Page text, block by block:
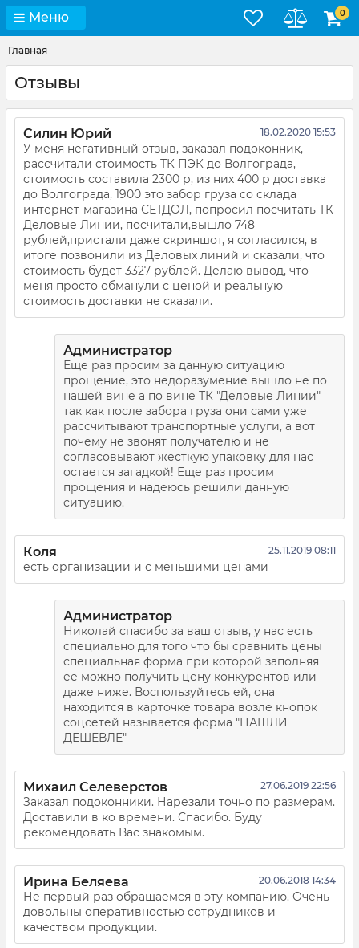
Меню 0
Главная
Отзывы
Силин Юрий 18.02.2020 15:53
У меня негативный отзыв, заказал подоконник,
рассчитали стоимость ТК ПЭК до Волгограда,
стоимость составила 2300 р, из них 400 р доставка
до Волгограда, 1900 это забор груза со склада
интернет-магазина СЕТДОЛ, попросил посчитать ТК
Деловые Линии, посчитали,вышло 748
рублей,пристали даже скриншот, я согласился, в
итоге позвонили из Деловых линий и сказали, что
стоимость будет 3327 рублей. Делаю вывод, что
меня просто обманули с ценой и реальную
стоимость доставки не сказали.
Администратор
Еще раз просим за данную ситуацию
прощение, это недоразумение вышло не по
нашей вине а по вине ТК "Деловые Линии"
так как после забора груза они сами уже
рассчитывают транспортные услуги, а вот
почему не звонят получателю и не
согласовывают жесткую упаковку для нас
остается загадкой! Еще раз просим
прощения и надеюсь решили данную
ситуацию.
Коля 25.11.2019 08:11
есть организации и с меньшими ценами
Администратор
Николай спасибо за ваш отзыв, у нас есть
специально для того что бы сравнить цены
специальная форма при которой заполняя
ее можно получить цену конкурентов или
даже ниже. Воспользуйтесь ей, она
находится в карточке товара возле кнопок
соцсетей называется форма "НАШЛИ
ДЕШЕВЛЕ"
Михаил Селеверстов 27.06.2019 22:56
Заказал подоконники. Нарезали точно по размерам.
Доставили в ко времени. Спасибо. Буду
рекомендовать Вас знакомым.
Ирина Беляева 20.06.2018 14:34
Не первый раз обращаемся в эту компанию. Очень
довольны оперативностью сотрудников и
качеством продукции.